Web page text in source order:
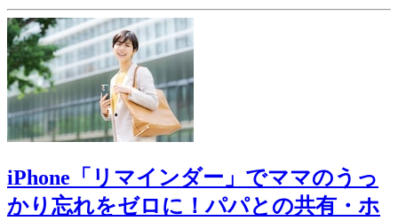
iPhone「リマインダー」でママのうっ
かり忘れをゼロに！パパとの共有・ホ